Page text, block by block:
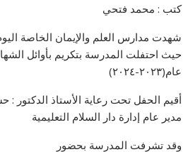
كتب : محمد فتحي
شهدت مدارس العلم والإيمان الخاصة
حيث احتفلت المدرسة بتكريم بأوائل
عام(٢٠٢٣-٢٠٢٤)
أقيم الحفل تحت رعاية الأستاذ الدكتور
مدير عام إدارة دار السلام التعليمية
وقد تشرفت المدرسة بحضور